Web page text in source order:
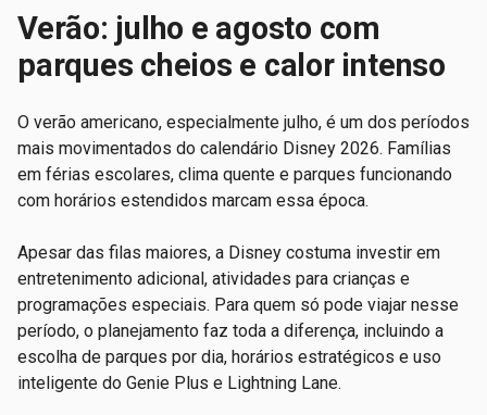
Verão: julho e agosto com
parques cheios e calor intenso
O verão americano, especialmente julho, é um dos períodos
mais movimentados do calendário Disney 2026. Famílias
em férias escolares, clima quente e parques funcionando
com horários estendidos marcam essa época.
Apesar das filas maiores, a Disney costuma investir em
entretenimento adicional, atividades para crianças e
programações especiais. Para quem só pode viajar nesse
período, o planejamento faz toda a diferença, incluindo a
escolha de parques por dia, horários estratégicos e uso
inteligente do Genie Plus e Lightning Lane.